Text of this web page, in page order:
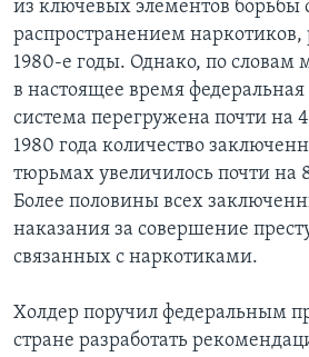
из ключевых элементов борьбы
распространением наркотиков,
1980-е годы. Однако, по словам
в настоящее время
система перегружена почти на
1980 года количество
тюрьмах увеличилось почти на
Более половины всех
наказания за совершение
связанных с наркотиками.
Холдер поручил федеральным
стране разработать